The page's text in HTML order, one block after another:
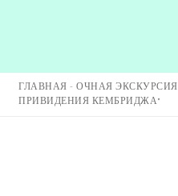
ГЛАВНАЯ -ОЧНАЯ ЭКСКУРСИЯ
ПРИВИДЕНИЯ КЕМБРИДЖА"